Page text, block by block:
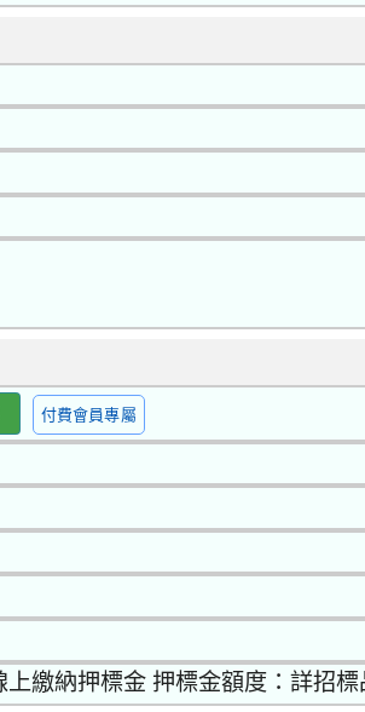
付費會員專屬
繳納押標金 押標金額度：詳招標